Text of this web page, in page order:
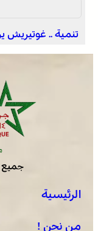
وادي زم .. مبادرة
تنمية .. غوتيريش
جميع
الرئيسية
من نحن !